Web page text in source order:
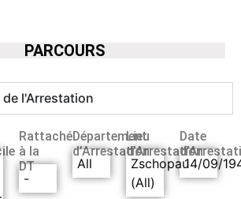
PARCOURS
l'Arrestation
Rattaché
à la
DT
-
Département
d’Arrestation
All
Lieu
d’Arrestation
Zschopau
(All)
Date
14/09/